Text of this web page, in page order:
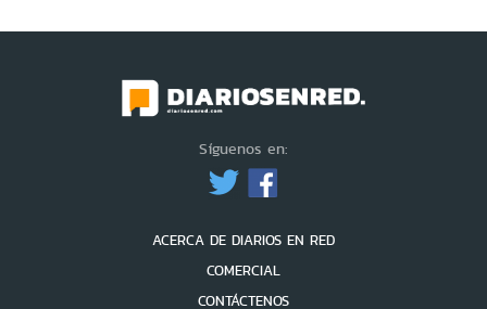
Síguenos en:
ACERCA DE DIARIOS EN RED
COMERCIAL
CONTÁCTENOS